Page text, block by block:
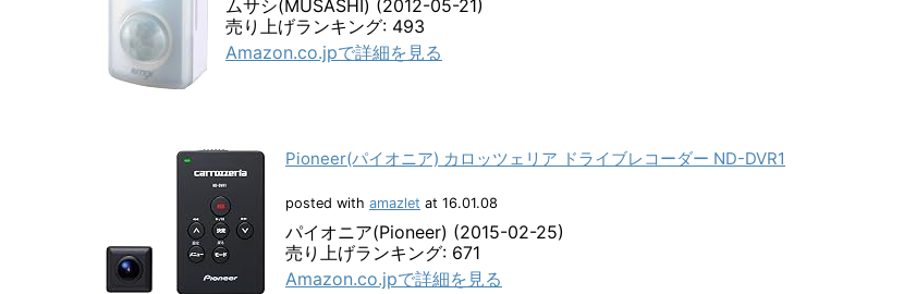
ムサシ(MUSASHI) (2012-05-21)
売り上げランキング: 493
Amazon.co.jpで詳細を見る
Pioneer(パイオニア) カロッツェリア ドライブレコーダー ND-DVR1
posted with amazlet at 16.01.08
パイオニア(Pioneer) (2015-02-25)
売り上げランキング: 671
Amazon.co.jpで詳細を見る